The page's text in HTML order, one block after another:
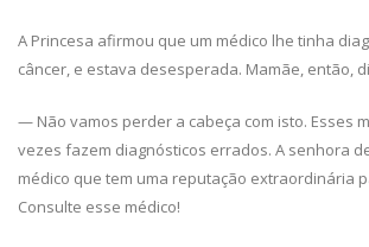
A Princesa afirmou que um médico lhe tinha
câncer, e estava desesperada. Mamãe, então,
— Não vamos perder a cabeça com isto. Esses
vezes fazem diagnósticos errados. A senhora
médico que tem uma reputação extraordinária
Consulte esse médico!